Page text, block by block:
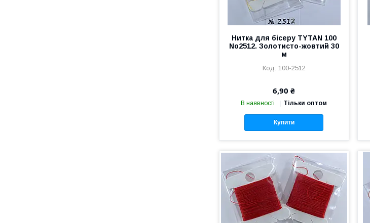
Нитка для бісеру TYTAN 100
No2512. Золотисто-жовтий 30
м
100-2512
6,90 ₴
В наявності Тільки оптом
Купити